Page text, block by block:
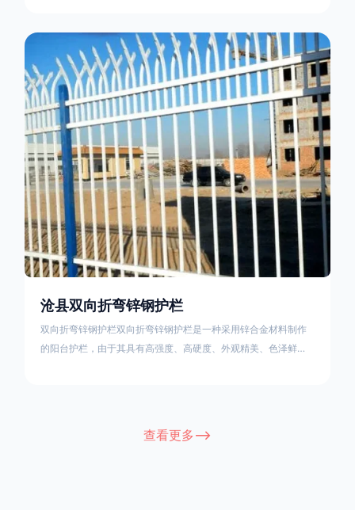
的使用方法主要是应用在人员行走的边界处，这就需要锌钢草坪
护栏产品的表面设计较为圆滑，减少人员不小心碰触锌钢草坪护
栏产品的伤害值。在安装前，土木建筑为砖砌或混凝土浇筑奠定
了的基础
沧县双向折弯锌钢护栏
双向折弯锌钢护栏双向折弯锌钢护栏是一种采用锌合金材料制作
的阳台护栏，由于其具有高强度、高硬度、外观精美、色泽鲜艳
或者咨询厂家客服以获取更准确的信息。
查看更多-->